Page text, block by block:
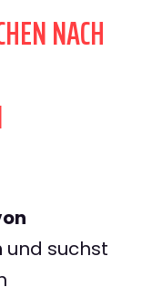
NACH
und suchst